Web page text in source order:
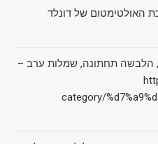
האולטימטום של דונלד
הלבשה תחתונה, שמלות ערב –
category/